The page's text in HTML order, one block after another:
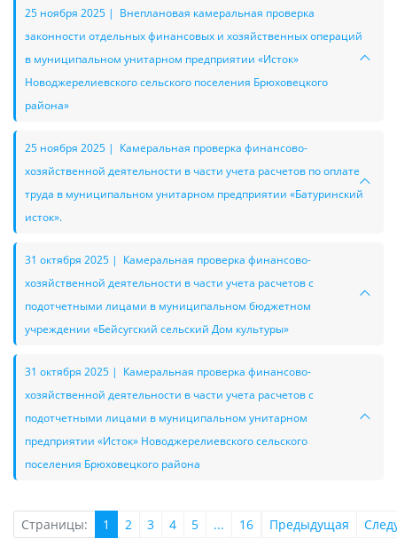
25 ноября 2025 | Внеплановая камеральная проверка
законности отдельных финансовых и хозяйственных операций
в муниципальном унитарном предприятии «Исток»
Новоджерелиевского сельского поселения Брюховецкого
района»
25 ноября 2025 | Камеральная проверка финансово-
хозяйственной деятельности в части учета расчетов по оплате
труда в муниципальном унитарном предприятии «Батуринский
исток».
31 октября 2025 | Камеральная проверка финансово-
хозяйственной деятельности в части учета расчетов с
подотчетными лицами в муниципальном бюджетном
учреждении «Бейсугский сельский Дом культуры»
31 октября 2025 | Камеральная проверка финансово-
хозяйственной деятельности в части учета расчетов с
подотчетными лицами в муниципальном унитарном
предприятии «Исток» Новоджерелиевского сельского
поселения Брюховецкого района
Страницы: 1 2 3 4 5 ... 16 Предыдущая